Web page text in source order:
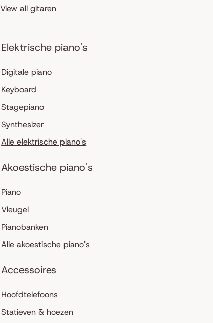
View all gitaren
Elektrische piano's
Digitale piano
Keyboard
Stagepiano
Synthesizer
Alle elektrische piano's
Akoestische piano's
Piano
Vleugel
Pianobanken
Alle akoestische piano's
Accessoires
Hoofdtelefoons
Statieven & hoezen